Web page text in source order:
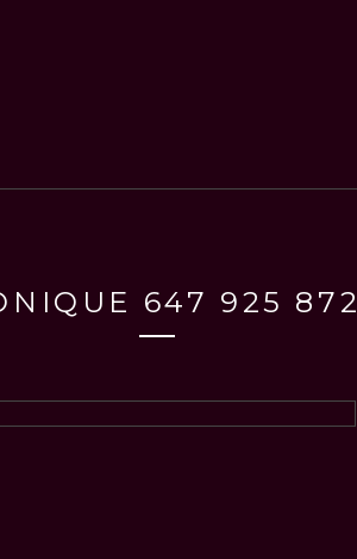
647 925 872